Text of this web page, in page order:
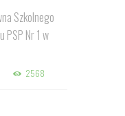
Szkolnego
PSP Nr 1 w
2568